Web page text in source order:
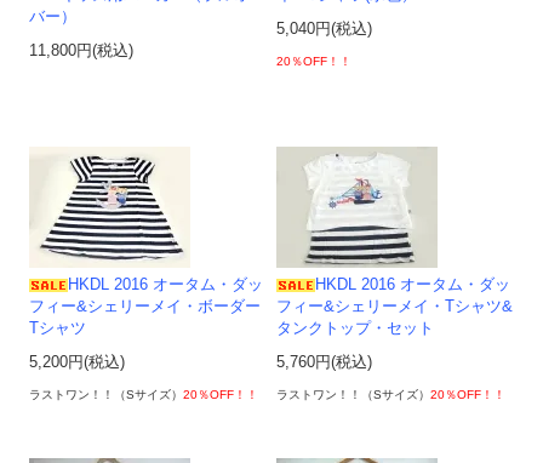
バー）
11,800円(税込)
5,040円(税込)
20％OFF！！
HKDL 2016 オータム・ダッ
フィー&シェリーメイ・ボーダー
Tシャツ
5,200円(税込)
ラストワン！！（Sサイズ）20％OFF！！
HKDL 2016 オータム・ダッ
フィー&シェリーメイ・Tシャツ&
タンクトップ・セット
5,760円(税込)
ラストワン！！（Sサイズ）20％OFF！！